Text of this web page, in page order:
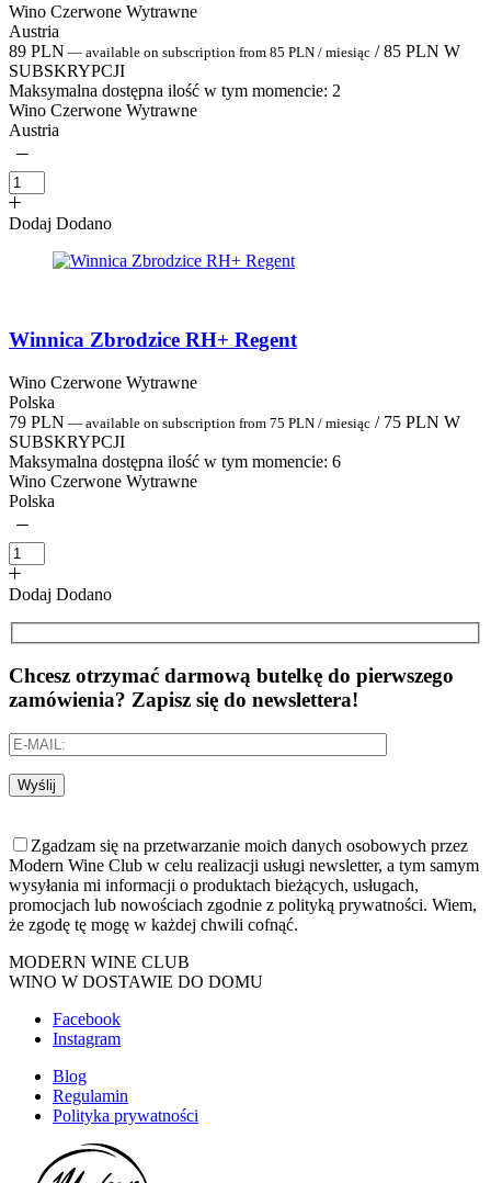
Wino Czerwone Wytrawne
Austria
89 PLN — available on subscription from 85 PLN / miesiąc / 85 PLN W
SUBSKRYPCJI
Maksymalna dostępna ilość w tym momencie: 2
Wino Czerwone Wytrawne
Austria
Dodaj Dodano
Winnica Zbrodzice RH+ Regent
Wino Czerwone Wytrawne
Polska
79 PLN — available on subscription from 75 PLN / miesiąc / 75 PLN W
SUBSKRYPCJI
Maksymalna dostępna ilość w tym momencie: 6
Wino Czerwone Wytrawne
Polska
Dodaj Dodano
Chcesz otrzymać darmową butelkę do pierwszego
zamówienia? Zapisz się do newslettera!
Wyślij
Zgadzam się na przetwarzanie moich danych osobowych przez
Modern Wine Club w celu realizacji usługi newsletter, a tym samym
wysyłania mi informacji o produktach bieżących, usługach,
promocjach lub nowościach zgodnie z polityką prywatności. Wiem,
że zgodę tę mogę w każdej chwili cofnąć.
MODERN WINE CLUB
WINO W DOSTAWIE DO DOMU
Facebook
Instagram
Blog
Regulamin
Polityka prywatności